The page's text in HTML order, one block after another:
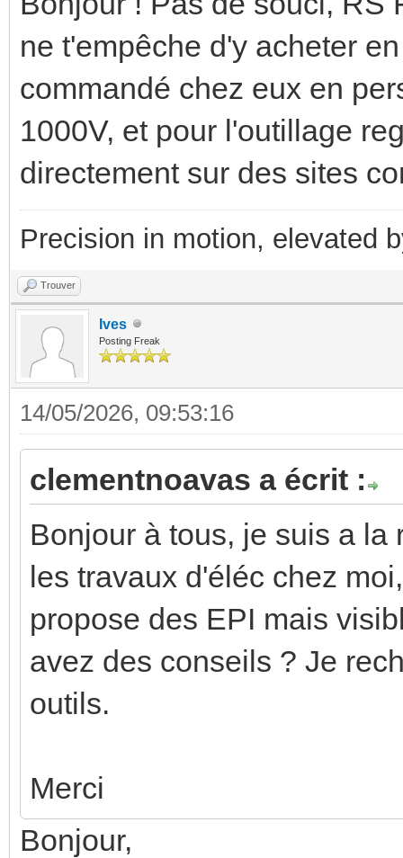
ne t'empêche d'y acheter
commandé chez eux en
1000V, et pour l'outillage
directement sur des sites
Precision in motion, elevated
Trouver
Ives
Posting Freak
14/05/2026, 09:53:16
clementnoavas a écrit :
Bonjour à tous, je suis a
les travaux d'éléc chez
propose des EPI mais
avez des conseils ? Je
outils.
Merci
Bonjour,